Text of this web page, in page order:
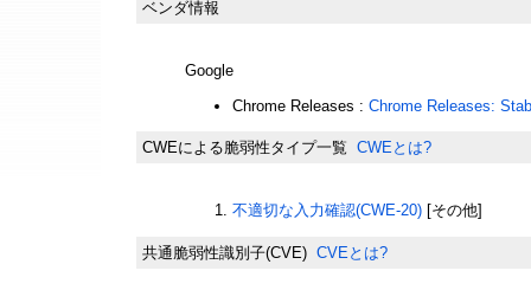
ベンダ情報
Google
Chrome Releases : Chrome Releases:
CWEによる脆弱性タイプ一覧 CWEとは?
不適切な入力確認(CWE-20) [その他]
共通脆弱性識別子(CVE) CVEとは?